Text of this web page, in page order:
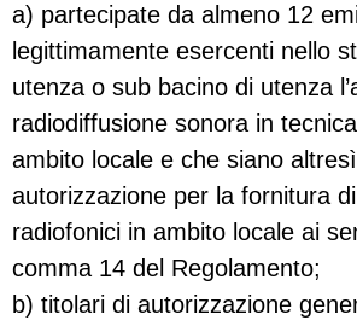
a) partecipate da almeno 12
legittimamente esercenti nello
utenza o sub bacino di utenza
radiodiffusione sonora in
ambito locale e che siano
autorizzazione per la fornitura
radiofonici in ambito locale ai
comma 14 del Regolamento;
b) titolari di autorizzazione